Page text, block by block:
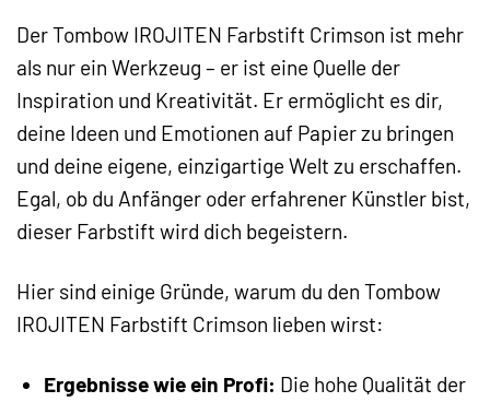
Der Tombow IROJITEN Farbstift Crimson ist mehr
als nur ein Werkzeug – er ist eine Quelle der
Inspiration und Kreativität. Er ermöglicht es dir,
deine Ideen und Emotionen auf Papier zu bringen
und deine eigene, einzigartige Welt zu erschaffen.
Egal, ob du Anfänger oder erfahrener Künstler bist,
dieser Farbstift wird dich begeistern.
Hier sind einige Gründe, warum du den Tombow
IROJITEN Farbstift Crimson lieben wirst:
Ergebnisse wie ein Profi: Die hohe Qualität der